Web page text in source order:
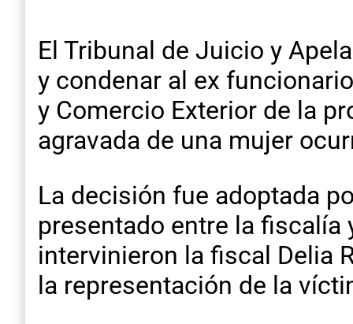
El Tribunal de Juicio y
y condenar al ex
y Comercio Exterior de la
agravada de una mujer
La decisión fue adoptada
presentado entre la fiscalía
intervinieron la fiscal Delia
la representación de la